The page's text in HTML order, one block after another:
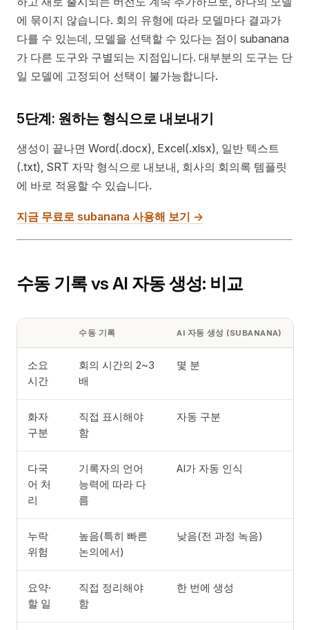
에 묶이지 않습니다. 회의 유형에 따라 모델마다 결과가
다를 수 있는데, 모델을 선택할 수 있다는 점이 subanana
가 다른 도구와 구별되는 지점입니다. 대부분의 도구는 단
일 모델에 고정되어 선택이 불가능합니다.
5단계: 원하는 형식으로 내보내기
생성이 끝나면 Word(.docx), Excel(.xlsx), 일반 텍스트
(.txt), SRT 자막 형식으로 내보내, 회사의 회의록 템플릿
에 바로 적용할 수 있습니다.
지금 무료로 subanana 사용해 보기 →
수동 기록 vs AI 자동 생성: 비교
수동 기록 AI 자동 생성 (SUBANANA)
소요
시간
회의 시간의 2~3
배
몇 분
화자
구분
직접 표시해야
함
자동 구분
다국
어 처
리
기록자의 언어
능력에 따라 다
름
AI가 자동 인식
누락
위험
높음(특히 빠른
논의에서)
낮음(전 과정 녹음)
요약·
할 일
직접 정리해야
함
한 번에 생성